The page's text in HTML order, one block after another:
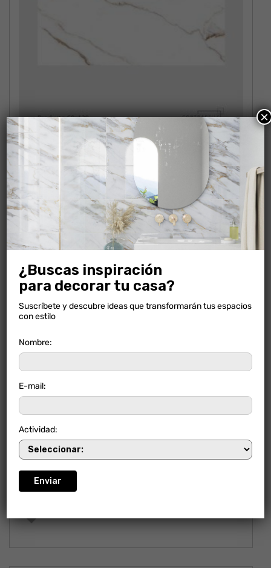
MARBLE GOLD PULIDO
MARBLE CREAM PULIDO
¿Buscas inspiración
para decorar tu casa?
Suscríbete y descubre ideas que transformarán tus espacios
con estilo
Nombre:
E-mail:
Actividad:
×